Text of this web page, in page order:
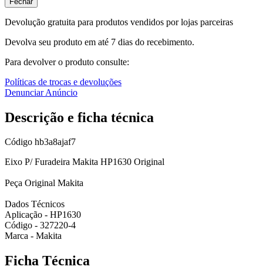
Devolução gratuita para produtos vendidos por lojas parceiras
Devolva seu produto em até 7 dias do recebimento.
Para devolver o produto consulte:
Políticas de trocas e devoluções
Denunciar Anúncio
Descrição e ficha técnica
Código hb3a8ajaf7
Eixo P/ Furadeira Makita HP1630 Original
Peça Original Makita
Dados Técnicos
Aplicação - HP1630
Código - 327220-4
Marca - Makita
Ficha Técnica